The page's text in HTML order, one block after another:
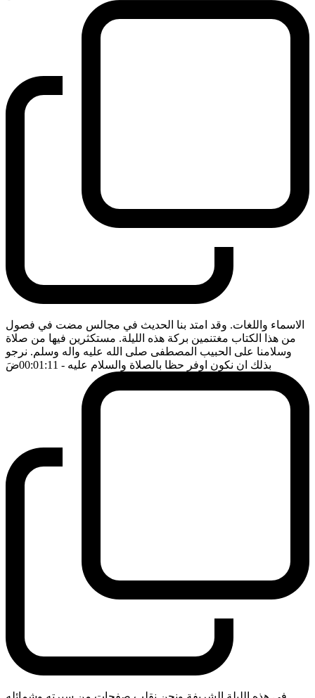
الاسماء واللغات. وقد امتد بنا الحديث في مجالس مضت في فصول
من هذا الكتاب مغتنمين بركة هذه الليلة. مستكثرين فيها من صلاة
وسلامنا على الحبيب المصطفى صلى الله عليه واله وسلم. نرجو
بذلك ان نكون اوفر حظا بالصلاة والسلام عليه - 00:01:11 ضَ